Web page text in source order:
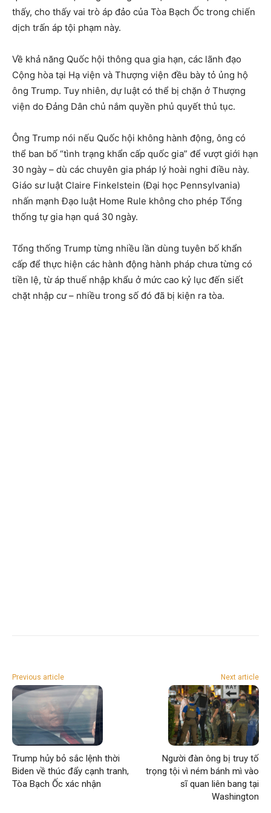
thấy, cho thấy vai trò áp đảo của Tòa Bạch Ốc trong chiến
dịch trấn áp tội phạm này.
Về khả năng Quốc hội thông qua gia hạn, các lãnh đạo
Cộng hòa tại Hạ viện và Thượng viện đều bày tỏ ủng hộ
ông Trump. Tuy nhiên, dự luật có thể bị chặn ở Thượng
viện do Đảng Dân chủ nắm quyền phủ quyết thủ tục.
Ông Trump nói nếu Quốc hội không hành động, ông có
thể ban bố “tình trạng khẩn cấp quốc gia” để vượt giới hạn
30 ngày – dù các chuyên gia pháp lý hoài nghi điều này.
Giáo sư luật Claire Finkelstein (Đại học Pennsylvania)
nhấn mạnh Đạo luật Home Rule không cho phép Tổng
thống tự gia hạn quá 30 ngày.
Tổng thống Trump từng nhiều lần dùng tuyên bố khẩn
cấp để thực hiện các hành động hành pháp chưa từng có
tiền lệ, từ áp thuế nhập khẩu ở mức cao kỷ lục đến siết
chặt nhập cư – nhiều trong số đó đã bị kiện ra tòa.
Previous article
Trump hủy bỏ sắc lệnh thời
Biden về thúc đẩy cạnh tranh,
Tòa Bạch Ốc xác nhận
Next article
Người đàn ông bị truy tố
trọng tội vì ném bánh mì vào
sĩ quan liên bang tại
Washington